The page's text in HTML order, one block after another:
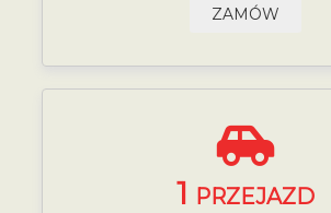
ZAMÓW
1 PRZEJAZD